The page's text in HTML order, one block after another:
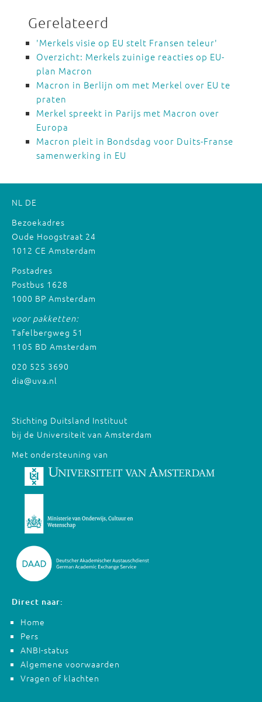
Gerelateerd
'Merkels visie op EU stelt Fransen teleur'
Overzicht: Merkels zuinige reacties op EU-
plan Macron
Macron in Berlijn om met Merkel over EU te
praten
Merkel spreekt in Parijs met Macron over
Europa
Macron pleit in Bondsdag voor Duits-Franse
samenwerking in EU
NL DE
Bezoekadres
Oude Hoogstraat 24
1012 CE Amsterdam
Postadres
Postbus 1628
1000 BP Amsterdam
voor pakketten:
Tafelbergweg 51
1105 BD Amsterdam
020 525 3690
dia@uva.nl
Stichting Duitsland Instituut
bij de Universiteit van Amsterdam
Met ondersteuning van
Direct naar:
Home
Pers
ANBI-status
Algemene voorwaarden
Vragen of klachten